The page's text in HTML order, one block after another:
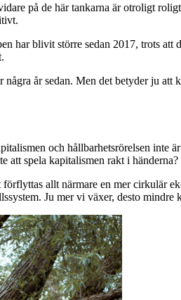
på de här tankarna är otroligt
har blivit större sedan 2017, trots att
år sedan. Men det betyder ju
och hållbarhetsrörelsen inte
att spela kapitalismen rakt i händerna?
allt närmare en mer cirkulär
Ju mer vi växer, desto